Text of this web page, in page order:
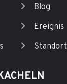
Blog
Ereignis
Standort